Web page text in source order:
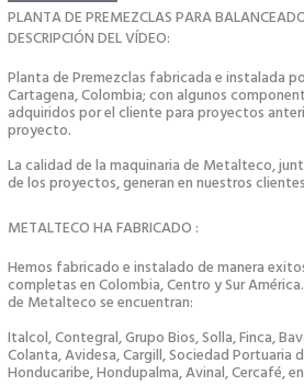
PLANTA DE PREMEZCLAS PARA
DESCRIPCIÓN DEL VÍDEO:
Planta de Premezclas fabricada e instalada
Cartagena, Colombia; con algunos
adquiridos por el cliente para proyectos
proyecto.
La calidad de la maquinaria de Metalteco,
de los proyectos, generan en nuestros
METALTECO HA FABRICADO :
Hemos fabricado e instalado de manera
completas en Colombia, Centro y Sur
de Metalteco se encuentran:
Italcol, Contegral, Grupo Bios, Solla, Finca,
Colanta, Avidesa, Cargill, Sociedad Portuaria
Honducaribe, Hondupalma, Avinal, Cercafé,